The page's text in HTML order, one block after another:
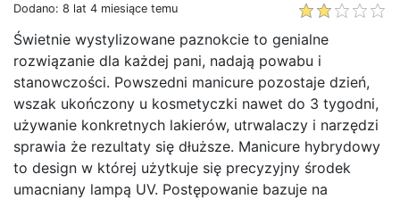
Dodano: 8 lat 4 miesiące temu
Świetnie wystylizowane paznokcie to genialne
rozwiązanie dla każdej pani, nadają powabu i
stanowczości. Powszedni manicure pozostaje dzień,
wszak ukończony u kosmetyczki nawet do 3 tygodni,
używanie konkretnych lakierów, utrwalaczy i narzędzi
sprawia że rezultaty się dłuższe. Manicure hybrydowy
to design w której użytkuje się precyzyjny środek
umacniany lampą UV. Postępowanie bazuje na